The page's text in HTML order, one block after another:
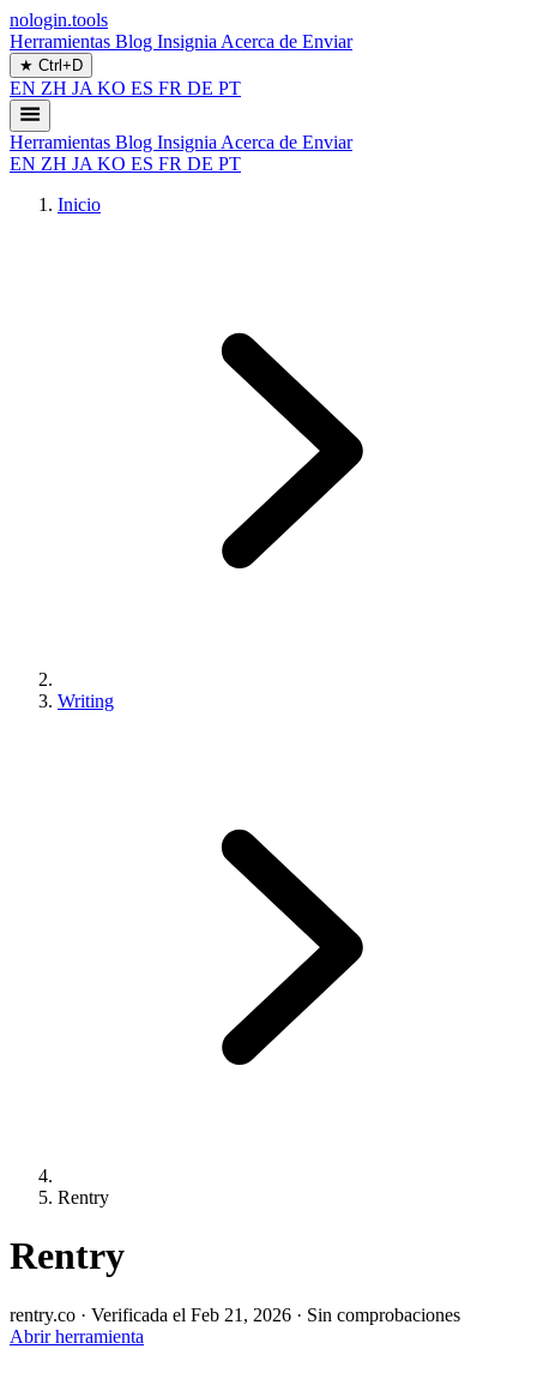
nologin.tools
Herramientas Blog Insignia Acerca de Enviar
★ Ctrl+D
EN ZH JA KO ES FR DE PT
Herramientas Blog Insignia Acerca de Enviar
EN ZH JA KO ES FR DE PT
Inicio
Writing
Rentry
Rentry
rentry.co · Verificada el Feb 21, 2026 · Sin comprobaciones
Abrir herramienta